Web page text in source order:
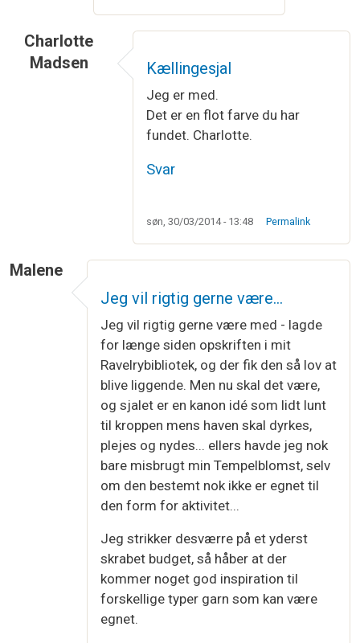
Charlotte
Madsen
Kællingesjal
Jeg er med.
Det er en flot farve du har
fundet. Charlotte.
Svar
søn, 30/03/2014 - 13:48 Permalink
Malene
Jeg vil rigtig gerne være…
Jeg vil rigtig gerne være med - lagde
for længe siden opskriften i mit
Ravelrybibliotek, og der fik den så lov at
blive liggende. Men nu skal det være,
og sjalet er en kanon idé som lidt lunt
til kroppen mens haven skal dyrkes,
plejes og nydes... ellers havde jeg nok
bare misbrugt min Tempelblomst, selv
om den bestemt nok ikke er egnet til
den form for aktivitet...
Jeg strikker desværre på et yderst
skrabet budget, så håber at der
kommer noget god inspiration til
forskellige typer garn som kan være
egnet.